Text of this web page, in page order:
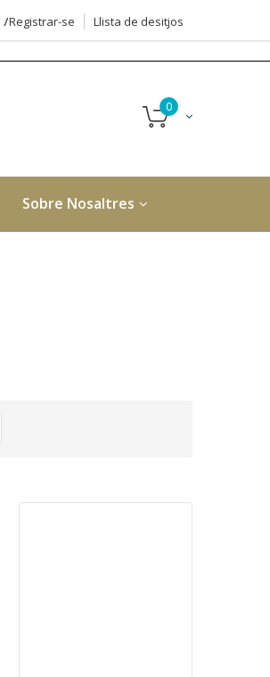
Registrar-se
Llista de desitjos
Sobre Nosaltres